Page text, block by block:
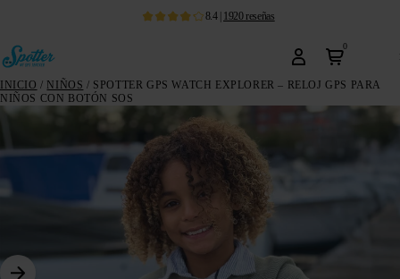
8.4| 1920 reseñas
0
INICIO / NIÑOS / SPOTTER GPS WATCH EXPLORER – RELOJ GPS PARA
NIÑOS CON BOTÓN SOS